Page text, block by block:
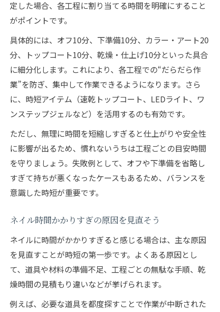
定した場合、各工程に割り当てる時間を明確にすること
がポイントです。
具体的には、オフ10分、下準備10分、カラー・アート20
分、トップコート10分、乾燥・仕上げ10分といった具合
に細分化します。これにより、各工程での“だらだら作
業”を防ぎ、集中して作業できるようになります。さら
に、時短アイテム（速乾トップコート、LEDライト、ワ
ンステップジェルなど）を活用するのも有効です。
ただし、無理に時間を短縮しすぎると仕上がりや安全性
に影響が出るため、慣れないうちは工程ごとの目安時間
を守りましょう。失敗例として、オフや下準備を省略し
すぎて持ちが悪くなったケースもあるため、バランスを
意識した時短が重要です。
ネイル時間かかりすぎの原因を見直そう
ネイルに時間がかかりすぎると感じる場合は、主な原因
を見直すことが時短の第一歩です。よくある原因とし
て、道具や材料の準備不足、工程ごとの無駄な手順、乾
燥時間の見積もり違いなどが挙げられます。
例えば、必要な道具を都度探すことで作業が中断された